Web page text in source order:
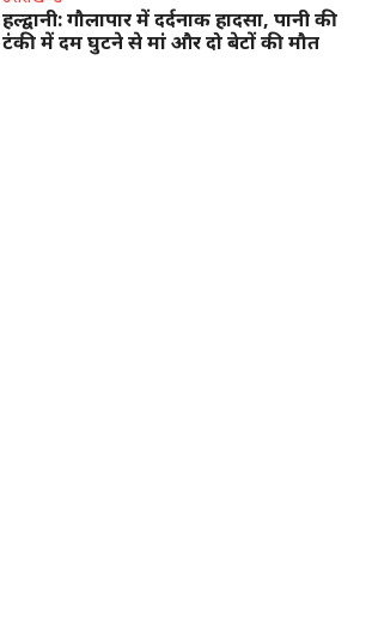
हल्द्वानी: गौलापार में दर्दनाक हादसा, पानी की
टंकी में दम घुटने से मां और दो बेटों की मौत